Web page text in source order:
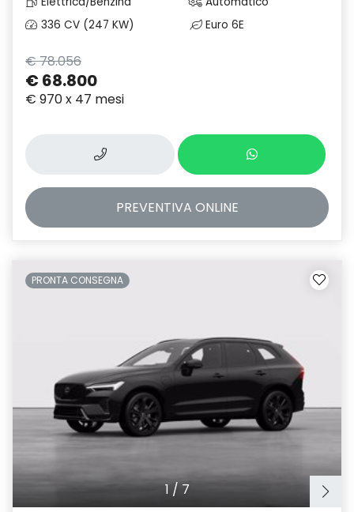
336 CV (247 KW)
Euro 6E
€ 78.056
€ 68.800
€ 970 x 47 mesi
PREVENTIVA ONLINE
1/ 7
PRONTA CONSEGNA